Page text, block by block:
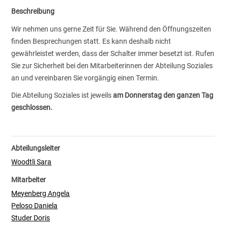
Beschreibung
Wir nehmen uns gerne Zeit für Sie. Während den Öffnungszeiten
finden Besprechungen statt. Es kann deshalb nicht
gewährleistet werden, dass der Schalter immer besetzt ist. Rufen
Sie zur Sicherheit bei den Mitarbeiterinnen der Abteilung Soziales
an und vereinbaren Sie vorgängig einen Termin.
Die Abteilung Soziales ist jeweilsam Donnerstag den ganzen Tag
geschlossen.
Abteilungsleiter
Woodtli Sara
Mitarbeiter
Meyenberg Angela
Peloso Daniela
Studer Doris